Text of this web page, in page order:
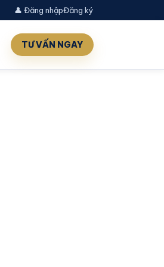
👤 Đăng nhậpĐăng ký
TƯ VẤN NGAY